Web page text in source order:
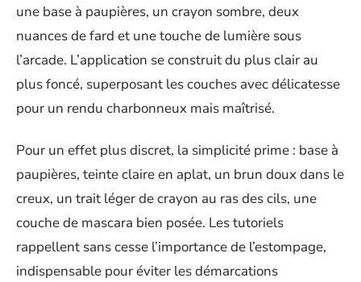
une base à paupières, un crayon sombre, deux
nuances de fard et une touche de lumière sous
l’arcade. L’application se construit du plus clair au
plus foncé, superposant les couches avec délicatesse
pour un rendu charbonneux mais maîtrisé.
Pour un effet plus discret, la simplicité prime : base à
paupières, teinte claire en aplat, un brun doux dans le
creux, un trait léger de crayon au ras des cils, une
couche de mascara bien posée. Les tutoriels
rappellent sans cesse l’importance de l’estompage,
indispensable pour éviter les démarcations